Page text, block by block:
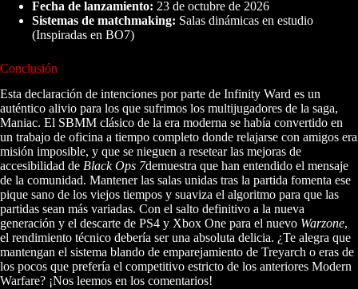
Fecha de lanzamiento: 23 de octubre de 2026
Sistemas de matchmaking: Salas dinámicas en estudio
(Inspiradas en BO7)
Conclusión
Esta declaración de intenciones por parte de Infinity Ward es un
auténtico alivio para los que sufrimos los multijugadores de la saga,
Maniac. El SBMM clásico de la era moderna se había convertido en
un trabajo de oficina a tiempo completo donde relajarse con amigos era
misión imposible, y que se nieguen a resetear las mejoras de
accesibilidad de Black Ops 7demuestra que han entendido el mensaje
de la comunidad. Mantener las salas unidas tras la partida fomenta ese
pique sano de los viejos tiempos y suaviza el algoritmo para que las
partidas sean más variadas. Con el salto definitivo a la nueva
generación y el descarte de PS4 y Xbox One para el nuevo Warzone,
el rendimiento técnico debería ser una absoluta delicia. ¿Te alegra que
mantengan el sistema blando de emparejamiento de Treyarch o eras de
los pocos que prefería el competitivo estricto de los anteriores Modern
Warfare? ¡Nos leemos en los comentarios!